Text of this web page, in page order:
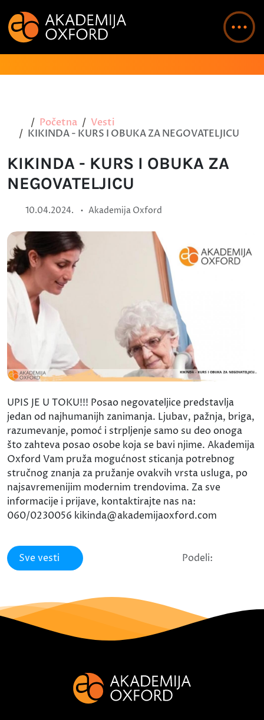
Početna
Vesti
KIKINDA - KURS I OBUKA ZA NEGOVATELJICU
KIKINDA - KURS I OBUKA ZA
NEGOVATELJICU
10.04.2024. • Akademija Oxford
UPIS JE U TOKU!!! Posao negovateljice predstavlja
jedan od najhumanijh zanimanja. Ljubav, pažnja, briga,
razumevanje, pomoć i strpljenje samo su deo onoga
što zahteva posao osobe koja se bavi njime. Akademija
Oxford Vam pruža mogućnost sticanja potrebnog
stručnog znanja za pružanje ovakvih vrsta usluga, po
najsavremenijim modernim trendovima. Za sve
informacije i prijave, kontaktirajte nas na:
060/0230056 kikinda@akademijaoxford.com
Sve vesti Podeli: